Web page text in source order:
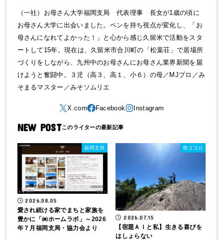
（一社）お母さん大学福岡支局 代表理事 長女が1歳の頃に
お母さん大学に出会いました。ペンを持ち視点が変化し、「お
母さんになれてよかった！」と心から感じ久留米で活動をスタ
ートして15年。現在は、久留米市合川町の「松葉荘」で居場所
づくりをしながら、九州中のお母さんにお母さん業界新聞を届
けようと奮闘中。３児（高３、高１、小６）の母／MJプロ／み
そまるマスター／みそソムリエ
NEW POST
福岡支局
2026.08.05
愛され続ける家でまちと家族を
豊かに「㈱ホームラボ」～2026
年７月福岡支局・協力会より
母ゴコロ
2026.07.15
【宿題ＡＩと私】生きる喜びを
はしょらない